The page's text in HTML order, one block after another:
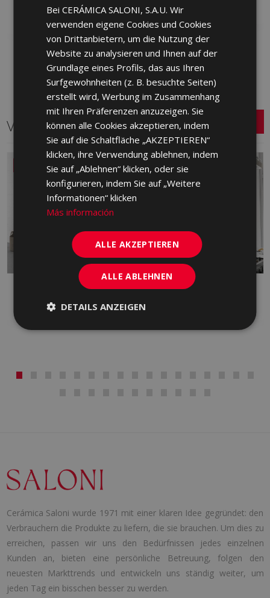
hinzufügen
Verwandte Serien
ROT, WEISS
ARDEN
Cerámica Saloni wurde 1971 mit einer klaren Idee gegründet: den
Verbrauchern die Produkte zu liefern, die sie brauchen. Um dies zu
erreichen, passen wir uns den Bedürfnissen jedes einzelnen
Kunden an, bieten eine persönliche Betreuung, folgen den
neuesten Markttrends und entwickeln uns ständig weiter, um
jeden Tag ein bisschen besser zu werden.
GERMAN
PORTUGUESE
Bei CERÁMICA SALONI, S.A.U. Wir
verwenden eigene Cookies und Cookies
von Drittanbietern, um die Nutzung der
Website zu analysieren und Ihnen auf der
Grundlage eines Profils, das aus Ihren
Surfgewohnheiten (z. B. besuchte Seiten)
erstellt wird, Werbung im Zusammenhang
mit Ihren Präferenzen anzuzeigen. Sie
können alle Cookies akzeptieren, indem
Sie auf die Schaltfläche „AKZEPTIEREN“
klicken, ihre Verwendung ablehnen, indem
Sie auf „Ablehnen“ klicken, oder sie
konfigurieren, indem Sie auf „Weitere
Informationen“ klicken
Más información
ALLE AKZEPTIEREN
ALLE ABLEHNEN
DETAILS ANZEIGEN